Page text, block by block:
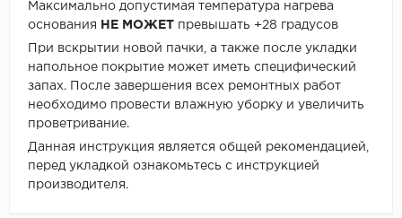
Максимально допустимая температура нагрева
основания
НЕ МОЖЕТ превышать +28 градусов
При вскрытии новой пачки, а также после укладки
напольное покрытие может иметь специфический
запах. После завершения всех ремонтных работ
необходимо провести влажную уборку и увеличить
проветривание.
Данная инструкция является общей рекомендацией,
перед укладкой ознакомьтесь с инструкцией
производителя.